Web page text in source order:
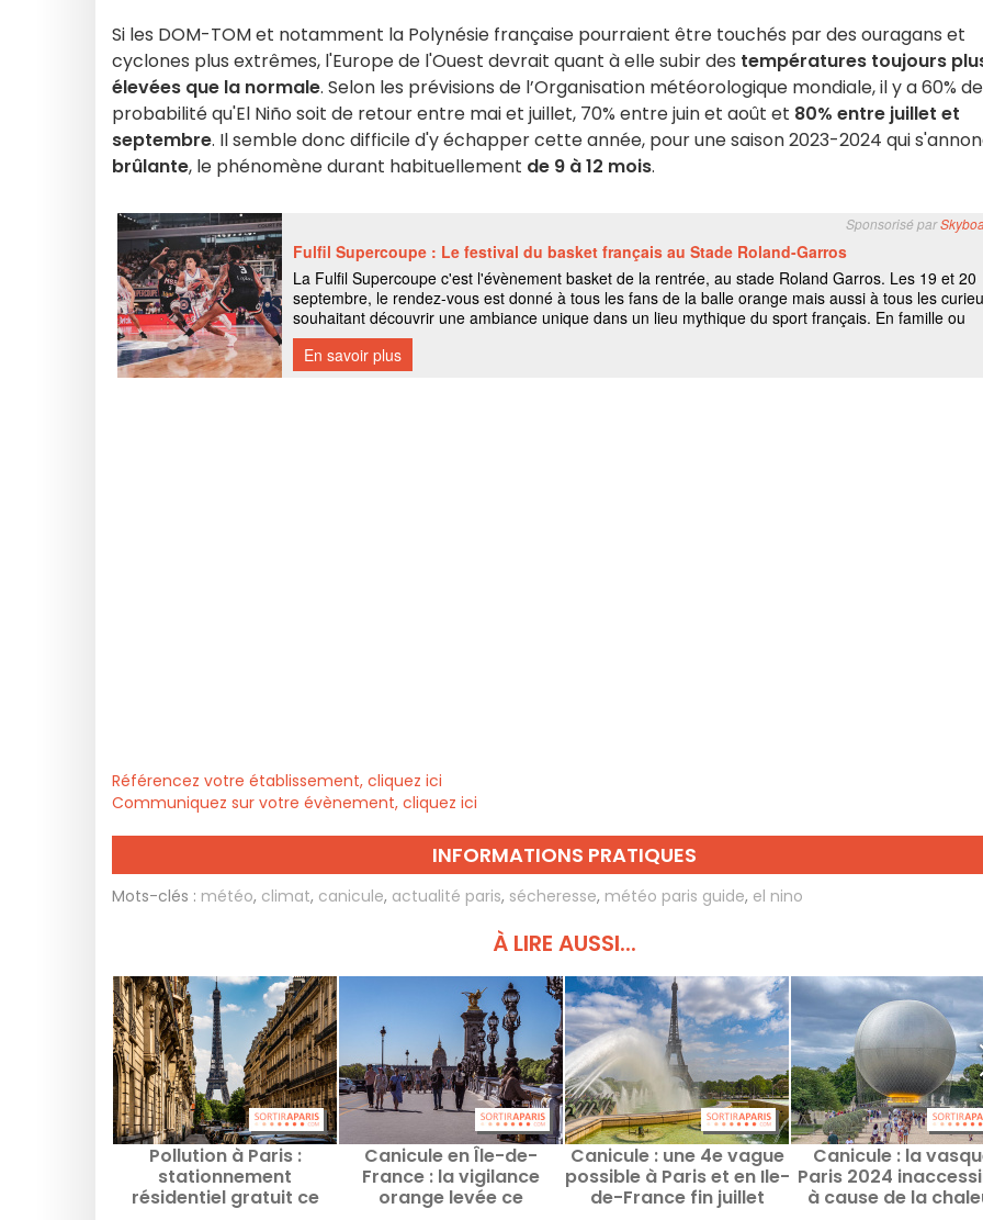
Si les DOM-TOM et notamment la Polynésie française pourraient être touchés par des ouragans et
cyclones plus extrêmes, l'Europe de l'Ouest devrait quant à elle subir des températures toujours
élevées que la normale. Selon les prévisions de l’Organisation météorologique mondiale, il y a 60% de
probabilité qu'El Niño soit de retour entre mai et juillet, 70% entre juin et août et 80% entre juillet et
septembre. Il semble donc difficile d'y échapper cette année, pour une saison 2023-2024 qui
brûlante, le phénomène durant habituellement de 9 à 12 mois.
Référencez votre établissement, cliquez ici
Communiquez sur votre évènement, cliquez ici
INFORMATIONS PRATIQUES
Mots-clés : météo, climat, canicule, actualité paris, sécheresse, météo paris guide, el nino
À LIRE AUSSI...
Pollution à Paris :
stationnement
résidentiel gratuit ce
Canicule en Île-de-
France : la vigilance
orange levée ce
Canicule : une 4e vague
possible à Paris et en Ile-
de-France fin juillet
Canicule : la
Paris 2024
à cause de la